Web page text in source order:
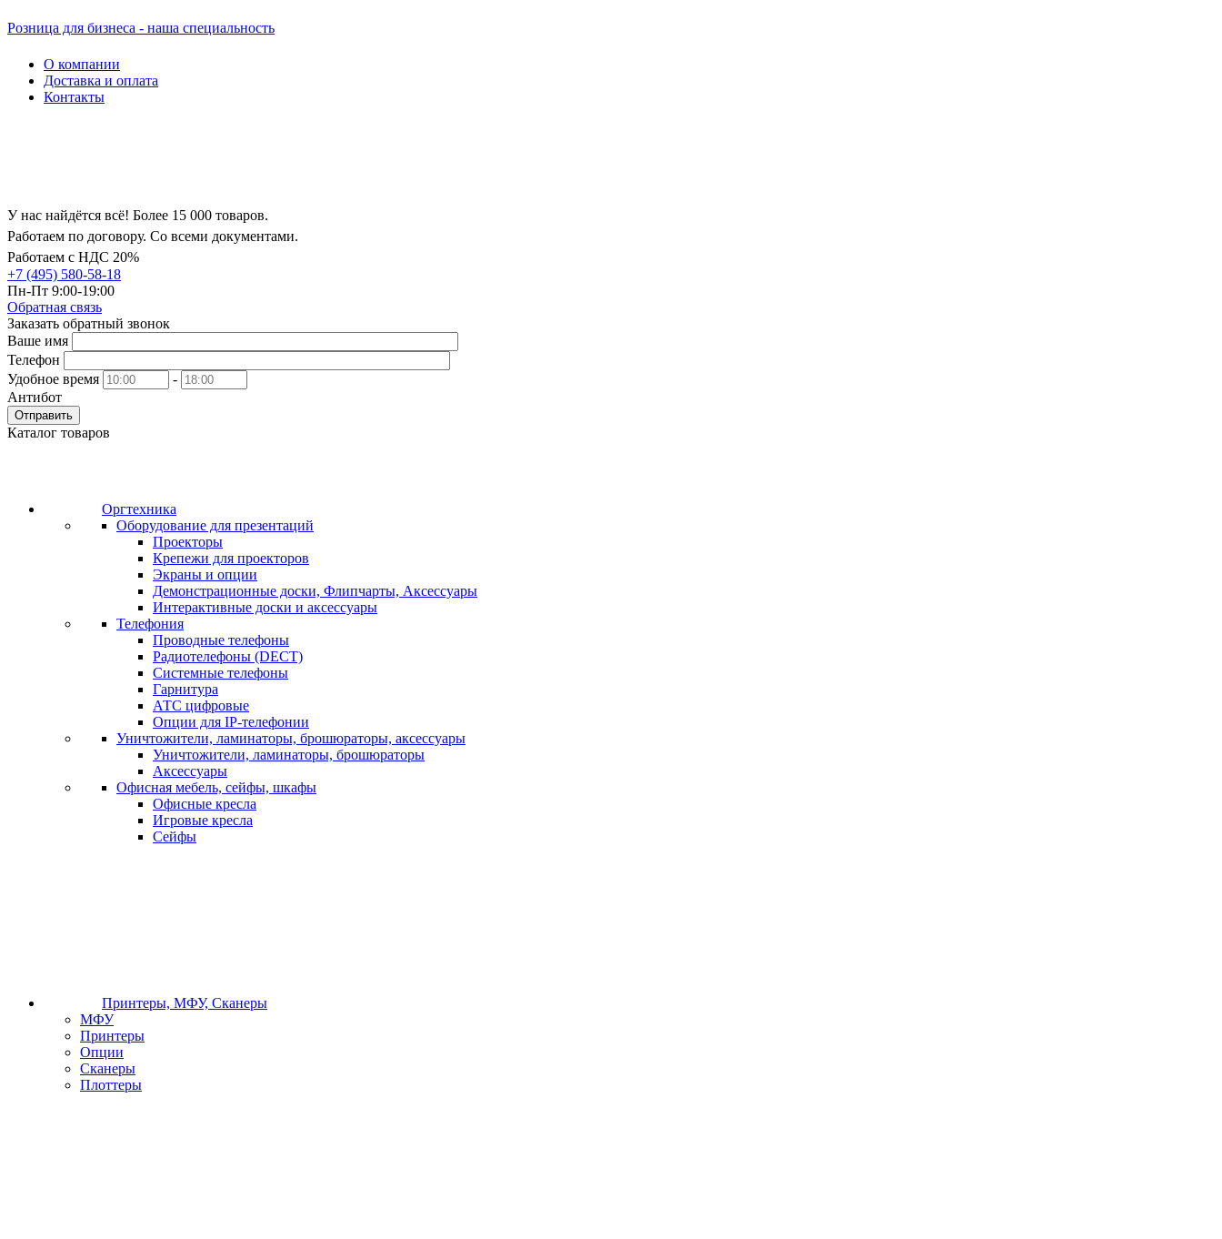
Розница для бизнеса - наша специальность
О компании
Доставка и оплата
Контакты
У нас найдётся всё! Более 15 000 товаров.
Работаем по договору. Со всеми документами.
Работаем с НДС 20%
+7 (495) 580-58-18
Пн-Пт 9:00-19:00
Обратная связь
Заказать обратный звонок
Ваше имя
Телефон
Удобное время
-
Антибот
Отправить
Каталог товаров
Оргтехника
Оборудование для презентаций
Проекторы
Крепежи для проекторов
Экраны и опции
Демонстрационные доски, Флипчарты, Аксессуары
Интерактивные доски и аксессуары
Телефония
Проводные телефоны
Радиотелефоны (DECT)
Системные телефоны
Гарнитура
АТС цифровые
Опции для IP-телефонии
Уничтожители, ламинаторы, брошюраторы, аксессуары
Уничтожители, ламинаторы, брошюраторы
Аксессуары
Офисная мебель, сейфы, шкафы
Офисные кресла
Игровые кресла
Сейфы
Принтеры, МФУ, Сканеры
МФУ
Принтеры
Опции
Сканеры
Плоттеры